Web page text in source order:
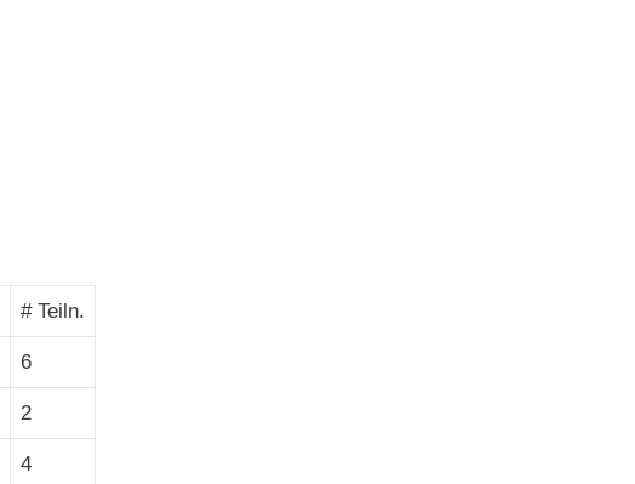
# Teiln.
6
2
4